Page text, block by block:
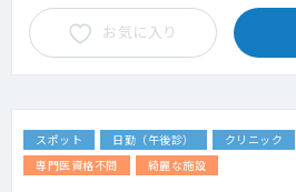
お気に入り
スポット 日勤（午後診） クリニック
専門医資格不問
綺麗な施設